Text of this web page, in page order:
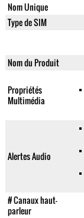
Nom Unique
Type de SIM
Nom du Produit
Propriétés
Multimédia
Alertes Audio
# Canaux haut-
parleur